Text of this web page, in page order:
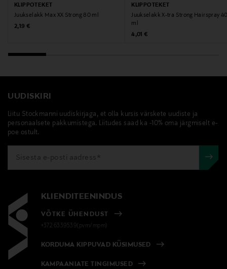
KLIPPOTEKET
Juukselakk Max XX Strong 80 ml
Original Price
2,19 €
KLIPPOTEKET
Juukselakk X-tra Strong Hairspray
ml
Original Price
4,01 €
UUDISKIRI
Liitu Stockmanni uudiskirjaga, et olla kursis värskete uudiste ja
personaalsete pakkumistega. Liitudes saad ka -10% oma järgmiselt e-
poe ostult.
KLIENDITEENINDUS
VÕTKE ÜHENDUST
+372 6339539(pvm/mpm)
KORDUMA KIPPUVAD KÜSIMUSED
KAMPAANIATE TINGIMUSED